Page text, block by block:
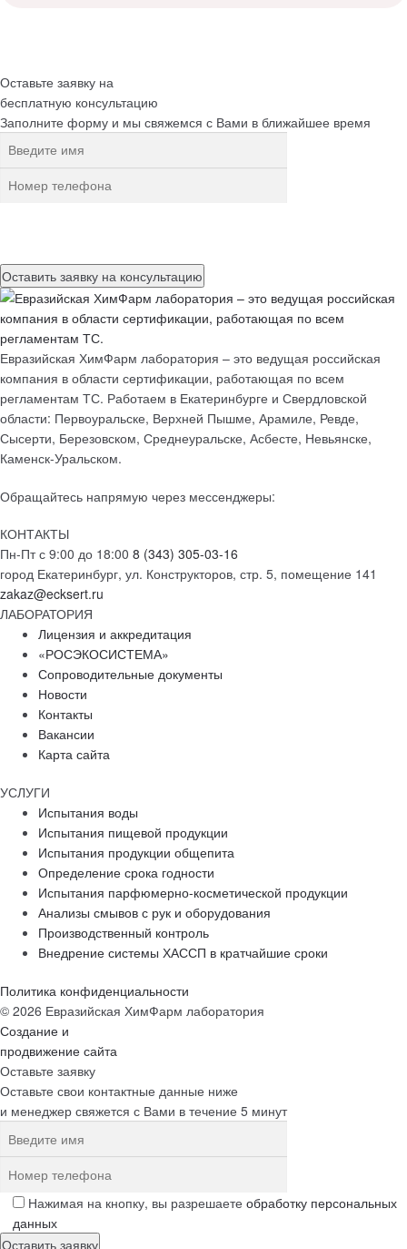
Оставьте заявку на
бесплатную консультацию
Заполните форму и мы свяжемся с Вами в ближайшее время
Евразийская ХимФарм лаборатория – это ведущая российская
компания в области сертификации, работающая по всем
регламентам ТС. Работаем в Екатеринбурге и Свердловской
области: Первоуральске, Верхней Пышме, Арамиле, Ревде,
Сысерти, Березовском, Среднеуральске, Асбесте, Невьянске,
Каменск-Уральском.
Обращайтесь напрямую через мессенджеры:
КОНТАКТЫ
Пн-Пт с 9:00 до 18:00 8 (343) 305-03-16
город Екатеринбург, ул. Конструкторов, стр. 5, помещение 141
zakaz@ecksert.ru
ЛАБОРАТОРИЯ
Лицензия и аккредитация
«РОСЭКОСИСТЕМА»
Сопроводительные документы
Новости
Контакты
Вакансии
Карта сайта
УСЛУГИ
Испытания воды
Испытания пищевой продукции
Испытания продукции общепита
Определение срока годности
Испытания парфюмерно-косметической продукции
Анализы смывов с рук и оборудования
Производственный контроль
Внедрение системы ХАССП в кратчайшие сроки
Политика конфиденциальности
© 2026 Евразийская ХимФарм лаборатория
Создание и
продвижение сайта
Оставьте заявку
Оставьте свои контактные данные ниже
и менеджер свяжется с Вами в течение 5 минут
Нажимая на кнопку, вы разрешаете обработку персональных
данных